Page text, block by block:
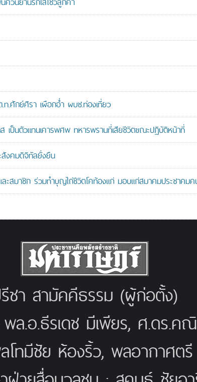
.ศักย์ศิรา เผือกอ่ำ ผบช.ท่องเที่ยว
เป็นตัวแทนเคารพศพ ทหารพรานที่เสียชีวิตขณะปฏิบัติหน้าที่
สังคมดิจิทัลยั่งยืน
มาชิก ร่วมทำบุญไถ่ชีวิตโคท้องแก่ มอบแก่สมาคมประชาคมค
ชา สามัคคีธรรม (ผู้ก่อตั้ง)
ล.อ.ธีรเดช มีเพียร, ศ.ดร.
ทมีชัย ห้องริ้ว, พลอากาศ